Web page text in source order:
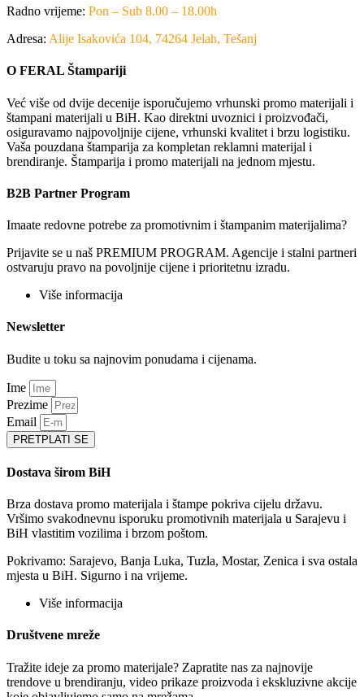
Radno vrijeme: Pon – Sub 8.00 – 18.00h
Adresa: Alije Isakovića 104, 74264 Jelah, Tešanj
O FERAL Štampariji
Već više od dvije decenije isporučujemo vrhunski promo materijali i
štampani materijali u BiH. Kao direktni uvoznici i proizvođači,
osiguravamo najpovoljnije cijene, vrhunski kvalitet i brzu logistiku.
Vaša pouzdana štamparija za kompletan reklamni materijal i
brendiranje. Štamparija i promo materijali na jednom mjestu.
B2B Partner Program
Imaate redovne potrebe za promotivnim i štampanim materijalima?
Prijavite se u naš PREMIUM PROGRAM. Agencije i stalni partneri
ostvaruju pravo na povoljnije cijene i prioritetnu izradu.
Više informacija
Newsletter
Budite u toku sa najnovim ponudama i cijenama.
Ime
Prezime
Email
PRETPLATI SE
Dostava širom BiH
Brza dostava promo materijala i štampe pokriva cijelu državu.
Vršimo svakodnevnu isporuku promotivnih materijala u Sarajevu i
BiH vlastitim vozilima i brzom poštom.
Pokrivamo: Sarajevo, Banja Luka, Tuzla, Mostar, Zenica i sva ostala
mjesta u BiH. Sigurno i na vrijeme.
Više informacija
Društvene mreže
Tražite ideje za promo materijale? Zapratite nas za najnovije
trendove u brendiranju, video prikaze proizvoda i ekskluzivne akcije